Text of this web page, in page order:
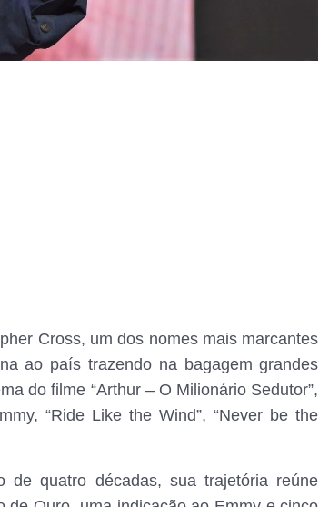
Cross, um dos nomes mais marcantes
ao país trazendo na bagagem grandes
do filme “Arthur – O Milionário Sedutor”,
“Ride Like the Wind”, “Never be the
quatro décadas, sua trajetória reúne